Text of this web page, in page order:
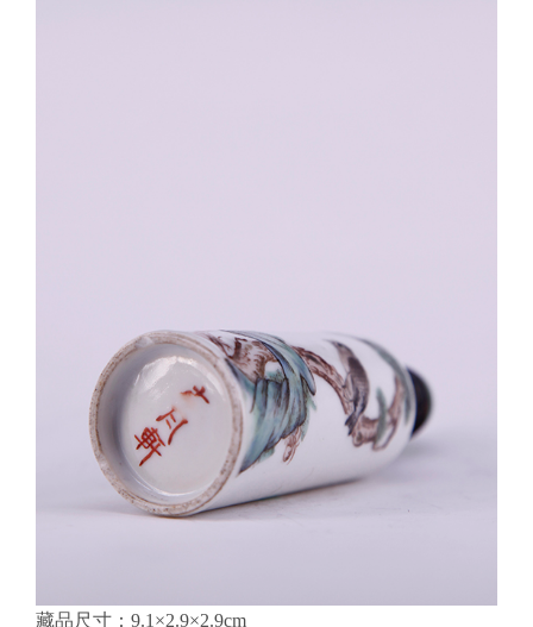
藏品尺寸：9.1×2.9×2.9cm